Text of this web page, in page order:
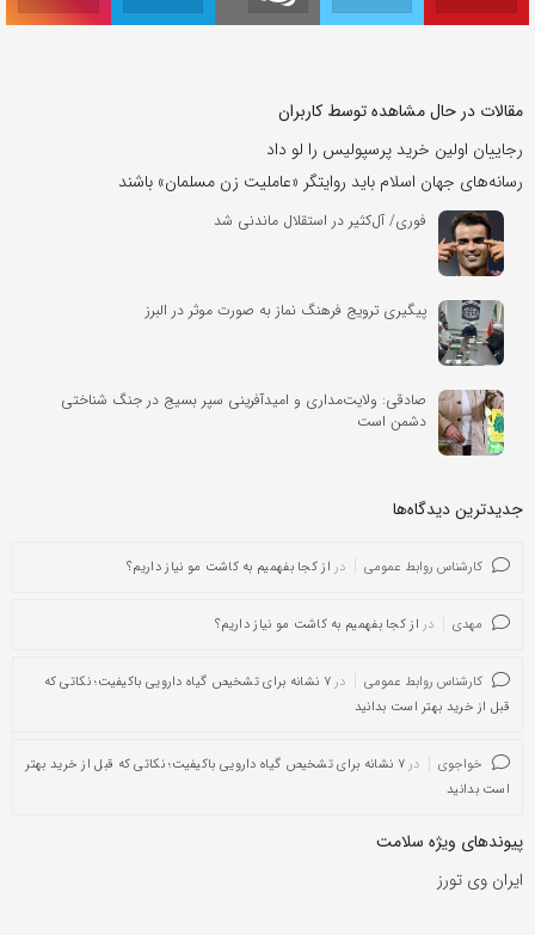
مقالات در حال مشاهده توسط کاربران
رجاییان اولین خرید پرسپولیس را لو داد
رسانه‌های جهان اسلام باید روایتگر «عاملیت زن مسلمان» باشند
فوری/ آل‌کثیر در استقلال ماندنی شد
پیگیری ترویج فرهنگ نماز به صورت موثر در البرز
صادقی: ولایت‌مداری و امیدآفرینی سپر بسیج در جنگ شناختی
دشمن است
جدیدترین دیدگاه‌‌ها
کارشناس روابط عمومی در از کجا بفهمیم به کاشت مو نیاز داریم؟
مهدی در از کجا بفهمیم به کاشت مو نیاز داریم؟
کارشناس روابط عمومی در
۷ نشانه برای تشخیص گیاه دارویی باکیفیت؛ نکاتی که
قبل از خرید بهتر است بدانید
خواجوی در
۷ نشانه برای تشخیص گیاه دارویی باکیفیت؛ نکاتی که قبل از خرید بهتر
است بدانید
پیوندهای ویژه سلامت
ایران وی تورز